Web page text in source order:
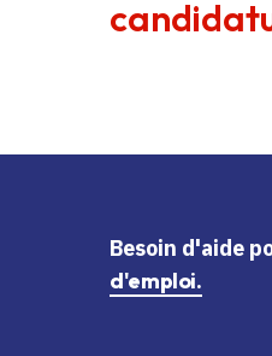
Besoin d'aide
d'emploi.